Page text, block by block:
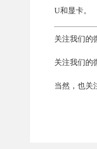
U和显卡。
关注我们的
关注我们的
当然，也关